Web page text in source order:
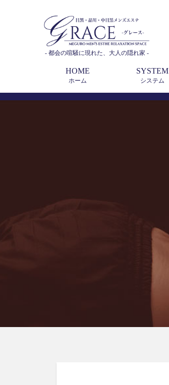
- 都会の喧騒に現れた、大人の隠れ家 -
HOME
ホーム
SYSTEM
システム